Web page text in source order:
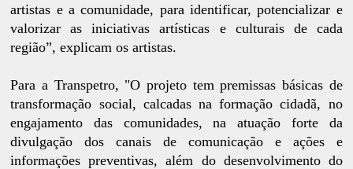
artistas e a comunidade, para identificar, potencializar e
valorizar as iniciativas artísticas e culturais de cada
região”, explicam os artistas.
Para a Transpetro, "O projeto tem premissas básicas de
transformação social, calcadas na formação cidadã, no
engajamento das comunidades, na atuação forte da
divulgação dos canais de comunicação e ações e
informações preventivas, além do desenvolvimento do